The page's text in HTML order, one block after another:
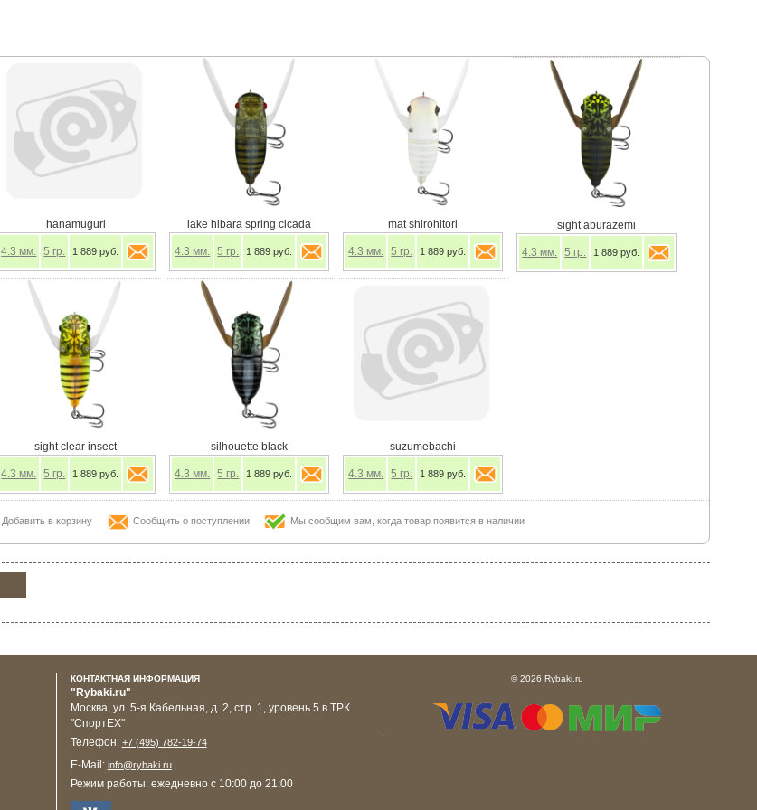
hanamuguri
4.3 мм. 5 гр. 1 889 руб.
lake hibara spring cicada
4.3 мм. 5 гр. 1 889 руб.
mat shirohitori
4.3 мм. 5 гр. 1 889 руб.
sight aburazemi
4.3 мм. 5 гр. 1 889 руб.
sight clear insect
4.3 мм. 5 гр. 1 889 руб.
silhouette black
4.3 мм. 5 гр. 1 889 руб.
suzumebachi
4.3 мм. 5 гр. 1 889 руб.
Добавить в корзину Сообщить о поступлении Мы сообщим вам, когда товар появится в наличии
КОНТАКТНАЯ ИНФОРМАЦИЯ
"Rybaki.ru"
Москва ул. 5-я Кабельная, д. 2, стр. 1, уровень 5 в ТРК
"СпортЕХ"
Телефон: +7 (495) 782-19-74
E-Mail: info@rybaki.ru
Режим работы: ежедневно с 10:00 до 21:00
© 2026 Rybaki.ru